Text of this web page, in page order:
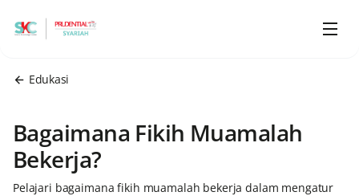
Edukasi
Bagaimana Fikih Muamalah
Bekerja?
Pelajari bagaimana fikih muamalah bekerja dalam mengatur